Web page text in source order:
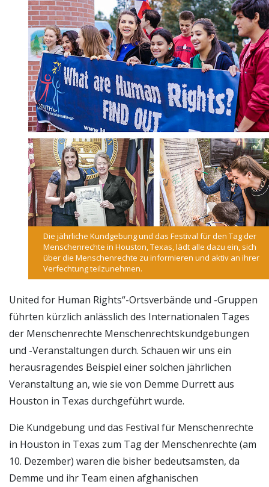
Die jährliche Kundgebung und das Festival für den Tag der
Menschenrechte in Houston, Texas, lädt alle dazu ein, sich
über die Menschenrechte zu informieren und aktiv an ihrer
Verfechtung teilzunehmen.
United for Human Rights“-Ortsverbände und -Gruppen
führten kürzlich anlässlich des Internationalen Tages
der Menschenrechte Menschenrechtskundgebungen
und -Veranstaltungen durch. Schauen wir uns ein
herausragendes Beispiel einer solchen jährlichen
Veranstaltung an, wie sie von Demme Durrett aus
Houston in Texas durchgeführt wurde.
Die Kundgebung und das Festival für Menschenrechte
in Houston in Texas zum Tag der Menschenrechte (am
10. Dezember) waren die bisher bedeutsamsten, da
Demme und ihr Team einen afghanischen